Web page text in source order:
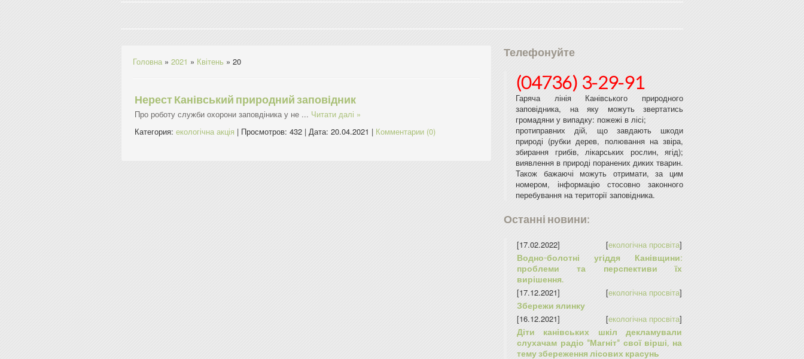
Головна » 2021 » Квітень » 20
Нерест Канівський природний заповідник
Про роботу служби охорони заповдіника у не ... Читати далі »
Категория: екологічна акція | Просмотров: 432 | Дата: 20.04.2021 | Комментарии (0)
Телефонуйте
(04736) 3-29-91
Гаряча лінія Канівського природного
заповідника, на яку можуть звертатись
громадяни у випадку: пожежі в лісі;
протиправних дій, що завдають шкоди
природі (рубки дерев, полювання на звіра,
збирання грибів, лікарських рослин, ягід);
виявлення в природі поранених диких тварин.
Також бажаючі можуть отримати, за цим
номером, інформацію стосовно законного
перебування на території заповідника.
Останні новини:
[17.02.2022] [екологічна просвіта]
Водно-болотні угіддя Канівщини:
проблеми та перспективи їх
вирішення.
[17.12.2021] [екологічна просвіта]
Збережи ялинку
[16.12.2021] [екологічна просвіта]
Діти канівських шкіл декламували
слухачам радіо "Магніт" свої вірші, на
тему збереження лісових красунь